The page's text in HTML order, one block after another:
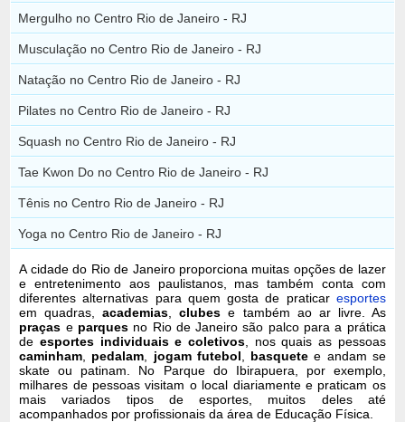
Mergulho no Centro Rio de Janeiro - RJ
Musculação no Centro Rio de Janeiro - RJ
Natação no Centro Rio de Janeiro - RJ
Pilates no Centro Rio de Janeiro - RJ
Squash no Centro Rio de Janeiro - RJ
Tae Kwon Do no Centro Rio de Janeiro - RJ
Tênis no Centro Rio de Janeiro - RJ
Yoga no Centro Rio de Janeiro - RJ
A cidade do Rio de Janeiro proporciona muitas opções de lazer
e entretenimento aos paulistanos, mas também conta com
diferentes alternativas para quem gosta de praticar esportes
em quadras,academias ,clubes e também ao ar livre. As
praças e parquesno Rio de Janeiro são palco para a prática
de esportes individuais e coletivos , nos quais as pessoas
caminham
pedalam jogam futebol basquete e andam se
skate ou patinam. No Parque do Ibirapuera, por exemplo,
milhares de pessoas visitam o local diariamente e praticam os
mais variados tipos de esportes, muitos deles até
acompanhados por profissionais da área de Educação Física.